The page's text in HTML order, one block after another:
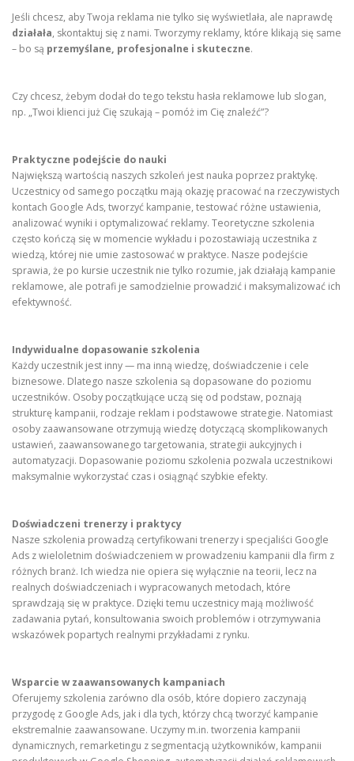
Jeśli chcesz, aby Twoja reklama nie tylko się wyświetlała, ale naprawdę
działała, skontaktuj się z nami. Tworzymy reklamy, które klikają się same
– bo są przemyślane, profesjonalne i skuteczne.
Czy chcesz, żebym dodał do tego tekstu hasła reklamowe lub slogan,
np. „Twoi klienci już Cię szukają – pomóż im Cię znaleźć”?
Praktyczne podejście do nauki
Największą wartością naszych szkoleń jest nauka poprzez praktykę.
Uczestnicy od samego początku mają okazję pracować na rzeczywistych
kontach Google Ads, tworzyć kampanie, testować różne ustawienia,
analizować wyniki i optymalizować reklamy. Teoretyczne szkolenia
często kończą się w momencie wykładu i pozostawiają uczestnika z
wiedzą, której nie umie zastosować w praktyce. Nasze podejście
sprawia, że po kursie uczestnik nie tylko rozumie, jak działają kampanie
reklamowe, ale potrafi je samodzielnie prowadzić i maksymalizować ich
efektywność.
Indywidualne dopasowanie szkolenia
Każdy uczestnik jest inny — ma inną wiedzę, doświadczenie i cele
biznesowe. Dlatego nasze szkolenia są dopasowane do poziomu
uczestników. Osoby początkujące uczą się od podstaw, poznają
strukturę kampanii, rodzaje reklam i podstawowe strategie. Natomiast
osoby zaawansowane otrzymują wiedzę dotyczącą skomplikowanych
ustawień, zaawansowanego targetowania, strategii aukcyjnych i
automatyzacji. Dopasowanie poziomu szkolenia pozwala uczestnikowi
maksymalnie wykorzystać czas i osiągnąć szybkie efekty.
Doświadczeni trenerzy i praktycy
Nasze szkolenia prowadzą certyfikowani trenerzy i specjaliści Google
Ads z wieloletnim doświadczeniem w prowadzeniu kampanii dla firm z
różnych branż. Ich wiedza nie opiera się wyłącznie na teorii, lecz na
realnych doświadczeniach i wypracowanych metodach, które
sprawdzają się w praktyce. Dzięki temu uczestnicy mają możliwość
zadawania pytań, konsultowania swoich problemów i otrzymywania
wskazówek popartych realnymi przykładami z rynku.
Wsparcie w zaawansowanych kampaniach
Oferujemy szkolenia zarówno dla osób, które dopiero zaczynają
przygodę z Google Ads, jak i dla tych, którzy chcą tworzyć kampanie
ekstremalnie zaawansowane. Uczymy m.in. tworzenia kampanii
dynamicznych, remarketingu z segmentacją użytkowników, kampanii